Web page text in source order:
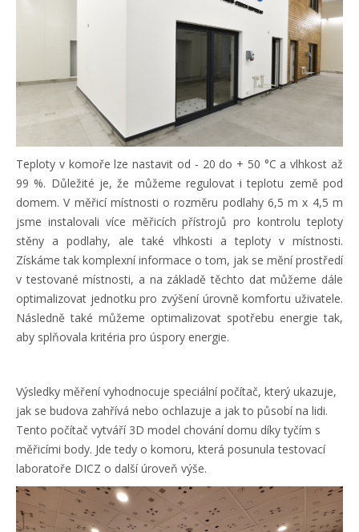
Teploty v komoře lze nastavit od - 20 do + 50 °C a vlhkost až
99 %. Důležité je, že můžeme regulovat i teplotu země pod
domem. V měřicí místnosti o rozměru podlahy 6,5 m x 4,5 m
jsme instalovali více měřicích přístrojů pro kontrolu teploty
stěny a podlahy, ale také vlhkosti a teploty v místnosti.
Získáme tak komplexní informace o tom, jak se mění prostředí
v testované místnosti, a na základě těchto dat můžeme dále
optimalizovat jednotku pro zvýšení úrovně komfortu uživatele.
Následně také můžeme optimalizovat spotřebu energie tak,
aby splňovala kritéria pro úspory energie.
Výsledky měření vyhodnocuje speciální počítač, který ukazuje,
jak se budova zahřívá nebo ochlazuje a jak to působí na lidi.
Tento počítač vytváří 3D model chování domu díky tyčím s
měřicími body. Jde tedy o komoru, která posunula testovací
laboratoře DICZ o další úroveň výše.